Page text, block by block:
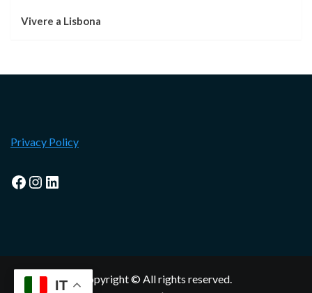
Vivere a Lisbona
Privacy Policy
Facebook
Instagram
LinkedIn
Copyright © All rights reserved.
IT